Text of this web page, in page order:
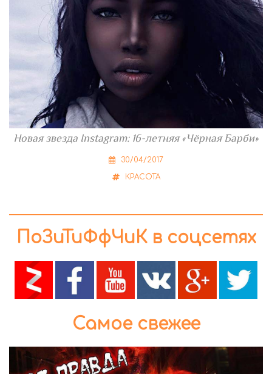
Новая звезда Instagram: 16-летняя «Чёрная Барби»
30/04/2017
КРАСОТА
ПоЗиТиФфЧиК в соцсетях
Самое свежее